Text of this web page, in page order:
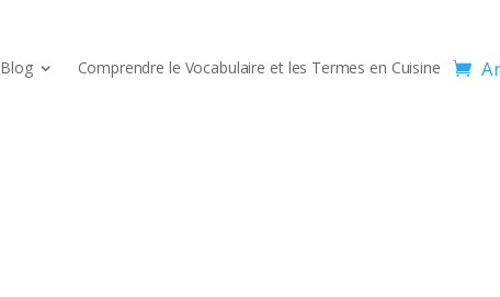
Blog Comprendre le Vocabulaire et les Termes en Cuisine